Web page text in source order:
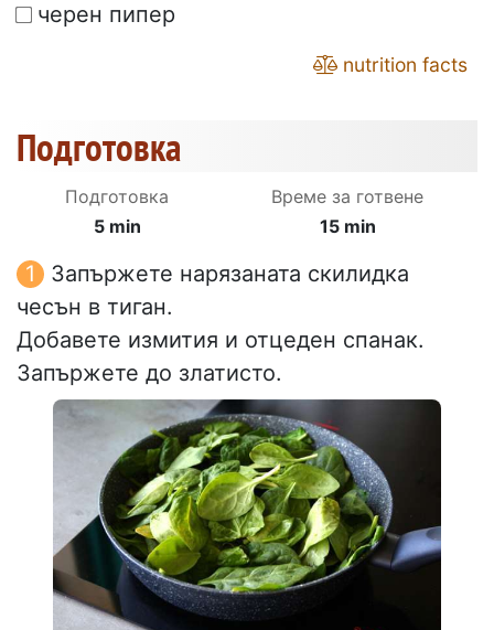
черен пипер
nutrition facts
Подготовка
Подготовка
5 min
Време за готвене
15 min
Запържете нарязаната скилидка
чесън в тиган.
Добавете измития и отцеден спанак.
Запържете до златисто.